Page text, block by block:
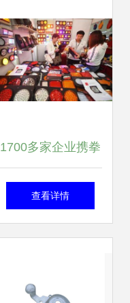
1700多家企业携拳
头产品汇聚江城，
查看详情